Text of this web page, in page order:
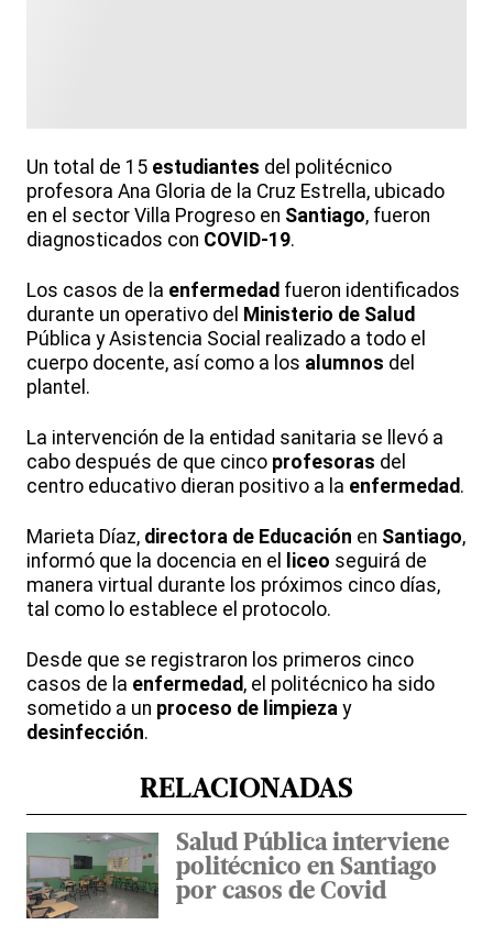
Un total de 15 estudiantes del politécnico
profesora Ana Gloria de la Cruz Estrella, ubicado
en el sector Villa Progreso en Santiago, fueron
diagnosticados con COVID-19.
Los casos de la enfermedad fueron identificados
durante un operativo del Ministerio de Salud
Pública y Asistencia Social realizado a todo el
cuerpo docente, así como a los alumnos del
plantel.
La intervención de la entidad sanitaria se llevó a
cabo después de que cinco profesoras del
centro educativo dieran positivo a la enfermedad.
Marieta Díaz, directora de Educación en Santiago,
informó que la docencia en el
liceo seguirá de
manera virtual durante los próximos cinco días,
tal como lo establece el protocolo.
Desde que se registraron los primeros cinco
casos de la enfermedad, el politécnico ha sido
sometido a un proceso de limpieza y
desinfección.
RELACIONADAS
Salud Pública interviene
politécnico en Santiago
por casos de Covid